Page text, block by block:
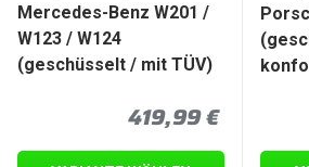
Mercedes-Benz W201 /
W123 / W124
(geschüsselt / mit TÜV)
Normaler Preis
419,99 €